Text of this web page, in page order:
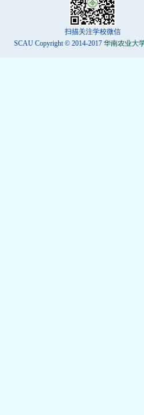
扫描关注学校微信
SCAU Copyright © 2014-2017 华南农业大